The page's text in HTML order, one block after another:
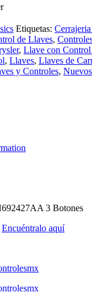
Etiquetas:
de Llaves,
, Llave con
, Llaves, Llaves de
y Controles, Nuevos
3 Botones
Encuéntralo aquí